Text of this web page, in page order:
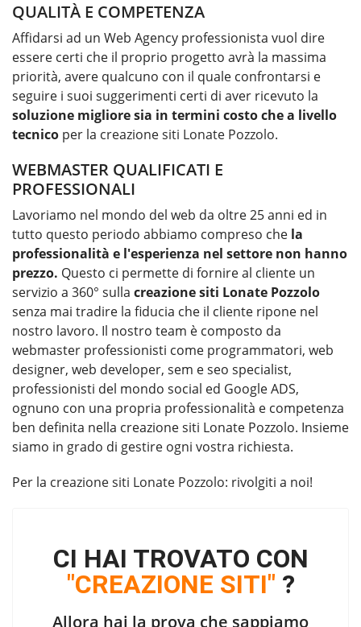
QUALITÀ E COMPETENZA
Affidarsi ad un Web Agency professionista vuol dire
essere certi che il proprio progetto avrà la massima
priorità, avere qualcuno con il quale confrontarsi e
seguire i suoi suggerimenti certi di aver ricevuto la
soluzione migliore sia in termini costo che a livello
tecnico per la creazione siti Lonate Pozzolo.
WEBMASTER QUALIFICATI E
PROFESSIONALI
Lavoriamo nel mondo del web da oltre 25 anni ed in
tutto questo periodo abbiamo compreso che la
professionalità e l'esperienza nel settore non hanno
prezzo. Questo ci permette di fornire al cliente un
servizio a 360° sulla creazione siti Lonate Pozzolo
senza mai tradire la fiducia che il cliente ripone nel
nostro lavoro. Il nostro team è composto da
webmaster professionisti come programmatori, web
designer, web developer, sem e seo specialist,
professionisti del mondo social ed Google ADS,
ognuno con una propria professionalità e competenza
ben definita nella creazione siti Lonate Pozzolo. Insieme
siamo in grado di gestire ogni vostra richiesta.
Per la creazione siti Lonate Pozzolo: rivolgiti a noi!
CI HAI TROVATO CON
"CREAZIONE SITI" ?
Allora hai la prova che sappiamo